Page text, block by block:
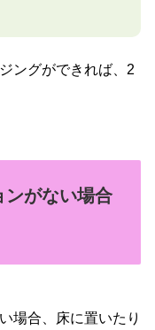
ングができれば、2
ンがない場合
場合、床に置いたり